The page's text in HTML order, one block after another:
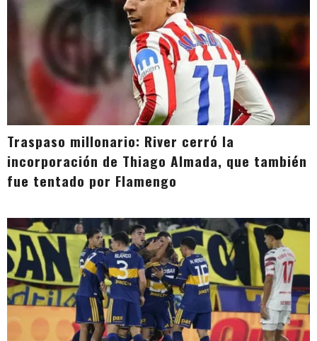
Traspaso millonario: River cerró la
incorporación de Thiago Almada, que también
fue tentado por Flamengo